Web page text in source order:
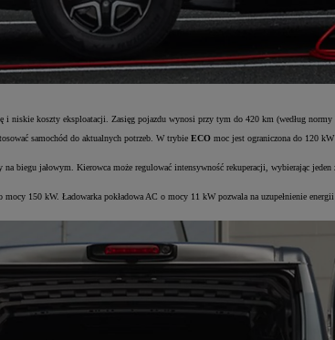
koszty eksploatacji. Zasięg pojazdu wynosi przy tym do 420 km (według normy
samochód do aktualnych potrzeb. W trybie ECO moc jest ograniczona do 120
biegu jałowym. Kierowca może regulować intensywność rekuperacji, wybierając
150 kW. Ładowarka pokładowa AC o mocy 11 kW pozwala na uzupełnienie